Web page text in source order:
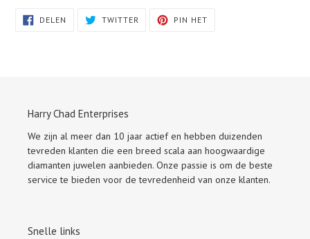
DELEN DELEN
TWITTER TWITTEREN
OP
PIN HET
Harry Chad Enterprises
We zijn al meer dan 10 jaar actief en hebben duizenden
tevreden klanten die een breed scala aan hoogwaardige
diamanten juwelen aanbieden. Onze passie is om de beste
service te bieden voor de tevredenheid van onze klanten.
Snelle links